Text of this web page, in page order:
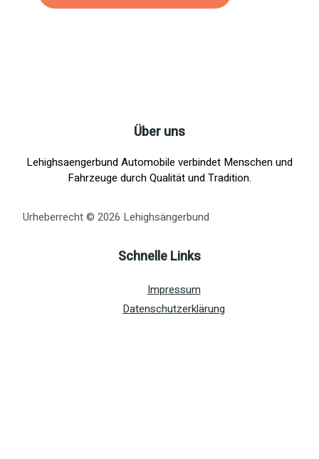
Über uns
Lehighsaengerbund Automobile verbindet Menschen und
Fahrzeuge durch Qualität und Tradition.
Urheberrecht © 2026 Lehighsängerbund
Schnelle Links
Impressum
Datenschutzerklärung